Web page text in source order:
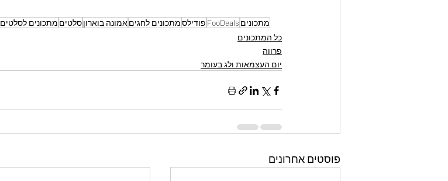
מתכונים FooDeals פודילסמתכונים לחגיםאמונה בוארוןסלטים מתכונים לסלטים
כל המתכונים
פרווה
יום העצמאות ולג בעומר
פוסטים אחרונים